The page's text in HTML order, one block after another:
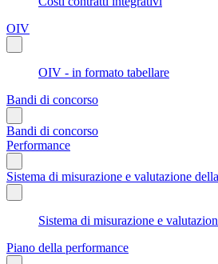
OIV
OIV - in formato tabellare
Bandi di concorso
Bandi di concorso
Performance
Sistema di misurazione e valutazione
Sistema di misurazione e
Piano della performance